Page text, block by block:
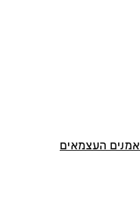
העצמאים